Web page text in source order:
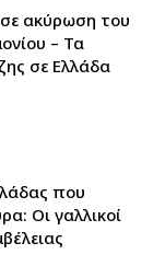
ακύρωση του
– Τα
σε Ελλάδα
που
Οι γαλλικοί